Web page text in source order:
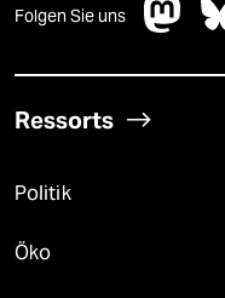
Folgen Sie uns
Ressorts
Politik
Öko